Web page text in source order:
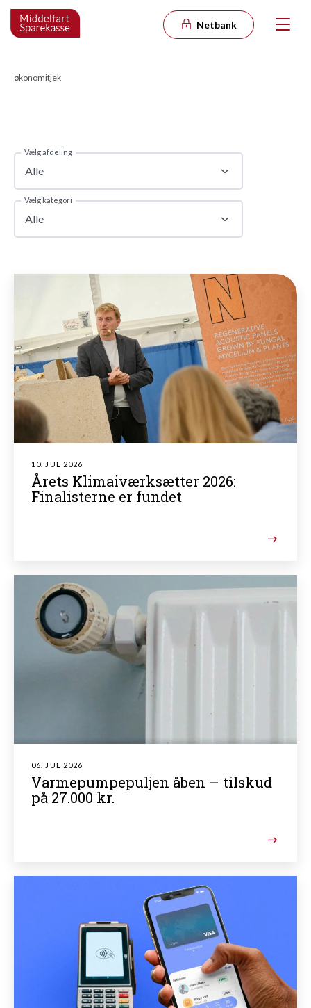
Netbank
økonomitjek
Vælg afdeling
Alle
Vælg kategori
Alle
10. JUL 2026
Årets Klimaiværksætter 2026:
Finalisterne er fundet
06. JUL 2026
Varmepumpepuljen åben – tilskud
på 27.000 kr.